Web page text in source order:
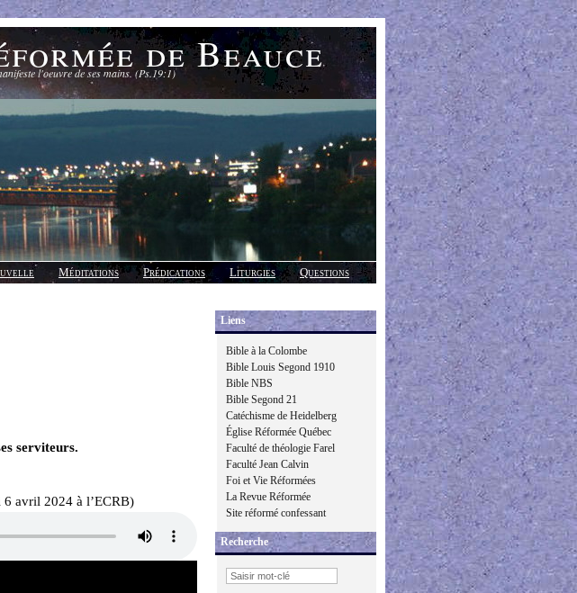
de Beauce
l'oeuvre de ses mains. (Ps.19:1)
Méditations Prédications Liturgies
Questions
serviteurs.
avril 2024 à l’ECRB)
Liens
Bible à la Colombe
Bible Louis Segond 1910
Bible NBS
Bible Segond 21
Catéchisme de Heidelberg
Église Réformée Québec
Faculté de théologie Farel
Faculté Jean Calvin
Foi et Vie Réformées
La Revue Réformée
Site réformé confessant
Recherche